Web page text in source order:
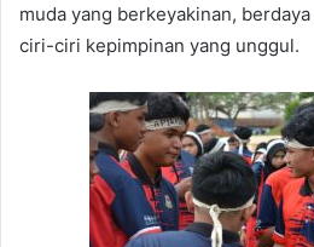
muda yang berkeyakinan,
ciri-ciri kepimpinan yang unggul.